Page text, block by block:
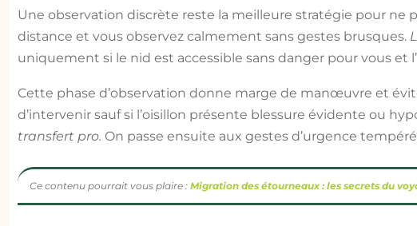
Une observation discrète reste la meilleure stratégie pour ne
distance et vous observez calmement sans gestes brusques.
uniquement si le nid est accessible sans danger pour vous et
Cette phase d’observation donne marge de manœuvre et
d’intervenir sauf si l’oisillon présente blessure évidente ou
transfert pro. On passe ensuite aux gestes d’urgence
Ce contenu pourrait vous plaire : Migration des étourneaux : les secrets du